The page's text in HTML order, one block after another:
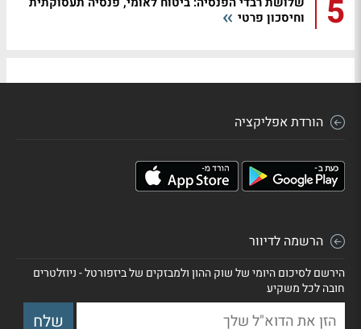
5
וחיסכון פרטי
הורדת אפליקציה
הרשמה לדיוור
הירשם לסיכום היומי של שוק ההון ולמבזקים של ביזפורטל - ניוזלטרים
חובה לכל משקיע